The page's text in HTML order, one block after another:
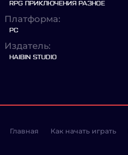
RPG ПРИКЛЮЧЕНИЯ РАЗНОЕ
Платформа:
PC
Издатель:
HAIBIN STUDIO
Главная Как начать играть